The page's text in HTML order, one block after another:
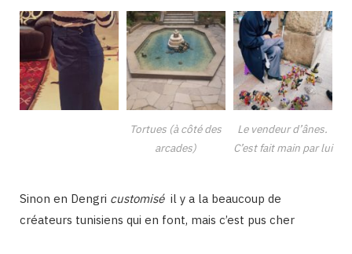
Tortues (à côté des
arcades)
Le vendeur d’ânes.
C’est fait main par lui
Sinon en Dengri customiséil y a la beaucoup de
créateurs tunisiens qui en font, mais c’est pus cher